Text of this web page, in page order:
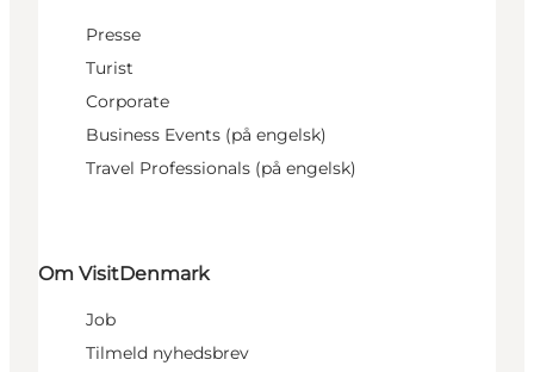
Presse
Turist
Corporate
Business Events (på engelsk)
Travel Professionals (på engelsk)
Om VisitDenmark
Job
Tilmeld nyhedsbrev